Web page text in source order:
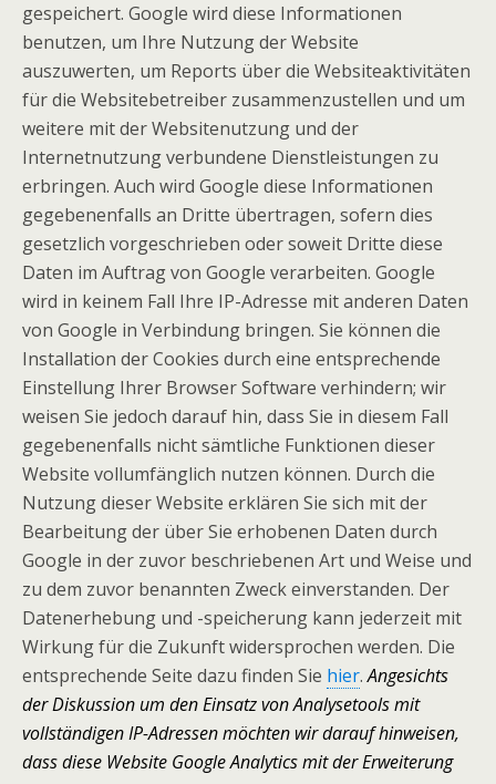
gespeichert. Google wird diese Informationen
benutzen, um Ihre Nutzung der Website
auszuwerten, um Reports über die Websiteaktivitäten
für die Websitebetreiber zusammenzustellen und um
weitere mit der Websitenutzung und der
Internetnutzung verbundene Dienstleistungen zu
erbringen. Auch wird Google diese Informationen
gegebenenfalls an Dritte übertragen, sofern dies
gesetzlich vorgeschrieben oder soweit Dritte diese
Daten im Auftrag von Google verarbeiten. Google
wird in keinem Fall Ihre IP-Adresse mit anderen Daten
von Google in Verbindung bringen. Sie können die
Installation der Cookies durch eine entsprechende
Einstellung Ihrer Browser Software verhindern; wir
weisen Sie jedoch darauf hin, dass Sie in diesem Fall
gegebenenfalls nicht sämtliche Funktionen dieser
Website vollumfänglich nutzen können. Durch die
Nutzung dieser Website erklären Sie sich mit der
Bearbeitung der über Sie erhobenen Daten durch
Google in der zuvor beschriebenen Art und Weise und
zu dem zuvor benannten Zweck einverstanden. Der
Datenerhebung und -speicherung kann jederzeit mit
Wirkung für die Zukunft widersprochen werden. Die
entsprechende Seite dazu finden Sie hier.Angesichts
der Diskussion um den Einsatz von Analysetools mit
vollständigen IP-Adressen möchten wir darauf hinweisen,
dass diese Website Google Analytics mit der Erweiterung